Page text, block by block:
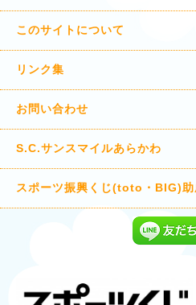
このサイトについて
リンク集
お問い合わせ
S.C.サンスマイルあらかわ
スポーツ振興くじ(toto・BIG)助